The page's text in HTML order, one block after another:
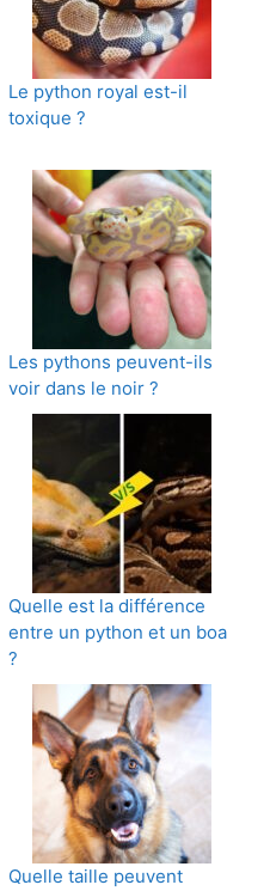
Le python royal est-il
toxique ?
Les pythons peuvent-ils
voir dans le noir ?
Quelle est la différence
entre un python et un boa
?
Quelle taille peuvent